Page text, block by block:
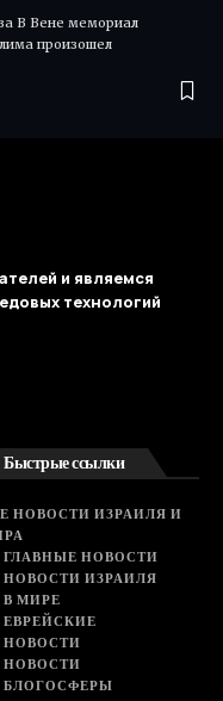
В Вене мемориал
произошел
и являемся
технологий
Быстрые ссылки
НОВОСТИ ИЗРАИЛЯ И
ГЛАВНЫЕ НОВОСТИ
НОВОСТИ ИЗРАИЛЯ
В МИРЕ
ЕВРЕЙСКИЕ
НОВОСТИ
НОВОСТИ
БЛОГОСФЕРЫ